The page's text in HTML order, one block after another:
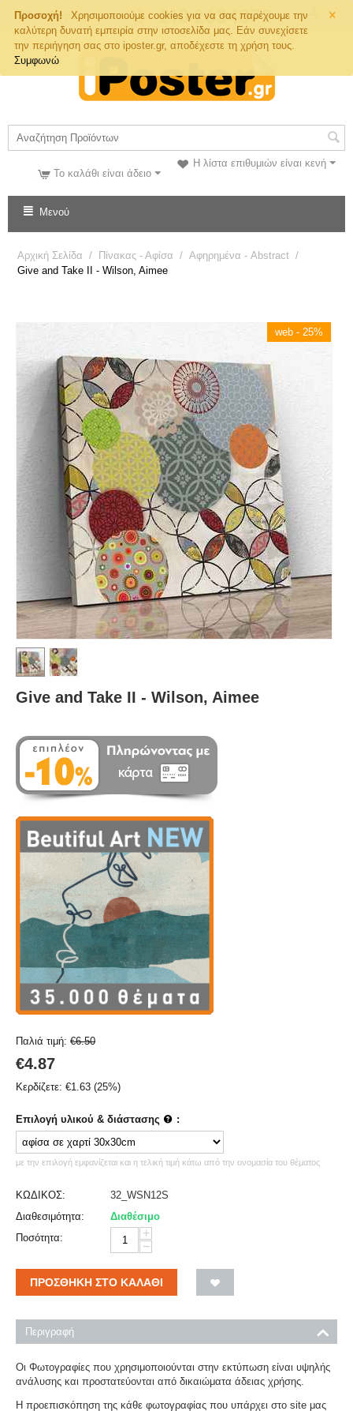
×
Προσοχή!
Χρησιμοποιούμε cookies για να σας παρέχουμε την
καλύτερη δυνατή εμπειρία στην ιστοσελίδα μας. Εάν συνεχίσετε
την περιήγηση σας στο iposter.gr, αποδέχεστε τη χρήση τους.
Συμφωνώ
Τηλ. Παραγγελιών
Η λίστα επιθυμιών είναι κενή
Το καλάθι είναι άδειο
Μενού
Αρχική Σελίδα / Πίνακας - Αφίσα / Αφηρημένα - Abstract /
Give and Take II - Wilson, Aimee
web - 25%
Give and Take II - Wilson, Aimee
Παλιά τιμή: €6.50
€4.87
Κερδίζετε: €1.63 (25%)
Επιλογή υλικού & διάστασης :
με την επιλογή εμφανίζεται και η τελική τιμή κάτω από την ονομασία του θέματος
ΚΩΔΙΚΟΣ:
32_WSN12S
Διαθεσιμότητα:
Διαθέσιμο
Ποσότητα:
+
−
ΠΡΟΣΘΉΚΗ ΣΤΟ ΚΑΛΆΘΙ
Περιγραφή
Οι Φωτογραφίες που χρησιμοποιούνται στην εκτύπωση είναι υψηλής
ανάλυσης και προστατεύονται από δικαιώματα άδειας χρήσης.
Η προεπισκόπηση της κάθε φωτογραφίας που υπάρχει στο site μας